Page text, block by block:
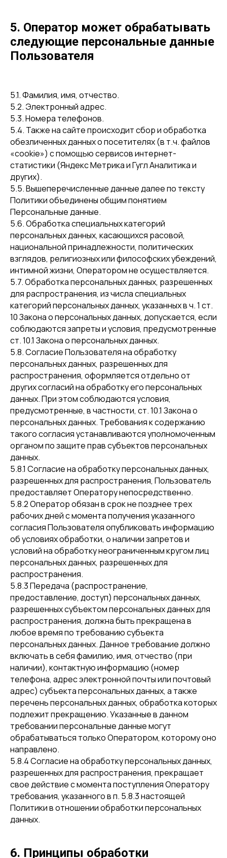
5. Оператор может обрабатывать
следующие персональные данные
Пользователя
5.1. Фамилия, имя, отчество.
5.2. Электронный адрес.
5.3. Номера телефонов.
5.4. Также на сайте происходит сбор и обработка
обезличенных данных о посетителях (в т.ч. файлов
«cookie») с помощью сервисов интернет-
статистики (Яндекс Метрика и Гугл Аналитика и
других).
5.5. Вышеперечисленные данные далее по тексту
Политики объединены общим понятием
Персональные данные.
5.6. Обработка специальных категорий
персональных данных, касающихся расовой,
национальной принадлежности, политических
взглядов, религиозных или философских убеждений,
интимной жизни, Оператором не осуществляется.
5.7. Обработка персональных данных, разрешенных
для распространения, из числа специальных
категорий персональных данных, указанных в ч. 1 ст.
10 Закона о персональных данных, допускается, если
соблюдаются запреты и условия, предусмотренные
ст. 10.1 Закона о персональных данных.
5.8. Согласие Пользователя на обработку
персональных данных, разрешенных для
распространения, оформляется отдельно от
других согласий на обработку его персональных
данных. При этом соблюдаются условия,
предусмотренные, в частности, ст. 10.1 Закона о
персональных данных. Требования к содержанию
такого согласия устанавливаются уполномоченным
органом по защите прав субъектов персональных
данных.
5.8.1 Согласие на обработку персональных данных,
разрешенных для распространения, Пользователь
предоставляет Оператору непосредственно.
5.8.2 Оператор обязан в срок не позднее трех
рабочих дней с момента получения указанного
согласия Пользователя опубликовать информацию
об условиях обработки, о наличии запретов и
условий на обработку неограниченным кругом лиц
персональных данных, разрешенных для
распространения.
5.8.3 Передача (распространение,
предоставление, доступ) персональных данных,
разрешенных субъектом персональных данных для
распространения, должна быть прекращена в
любое время по требованию субъекта
персональных данных. Данное требование должно
включать в себя фамилию, имя, отчество (при
наличии), контактную информацию (номер
телефона, адрес электронной почты или почтовый
адрес) субъекта персональных данных, а также
перечень персональных данных, обработка которых
подлежит прекращению. Указанные в данном
требовании персональные данные могут
обрабатываться только Оператором, которому оно
направлено.
5.8.4 Согласие на обработку персональных данных,
разрешенных для распространения, прекращает
свое действие с момента поступления Оператору
требования, указанного в п. 5.8.3 настоящей
Политики в отношении обработки персональных
данных.
6. Принципы обработки